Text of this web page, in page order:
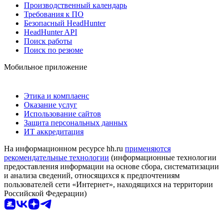
Производственный календарь
Требования к ПО
Безопасный HeadHunter
HeadHunter API
Поиск работы
Поиск по резюме
Мобильное приложение
Этика и комплаенс
Оказание услуг
Использование сайтов
Защита персональных данных
ИТ аккредитация
На информационном ресурсе hh.ru применяются
рекомендательные технологии (информационные технологии
предоставления информации на основе сбора, систематизации
и анализа сведений, относящихся к предпочтениям
пользователей сети «Интернет», находящихся на территории
Российской Федерации)